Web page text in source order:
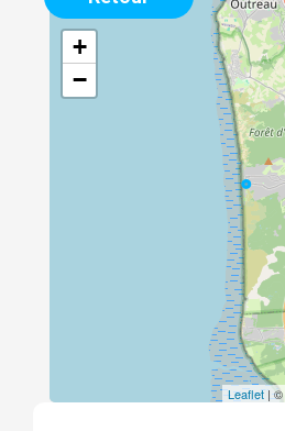
+
−
Leaflet| ©